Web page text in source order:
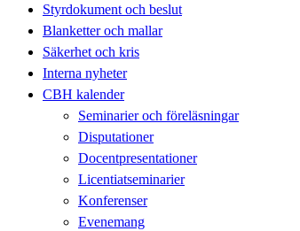
Styrdokument och beslut
Blanketter och mallar
Säkerhet och kris
Interna nyheter
CBH kalender
Seminarier och föreläsningar
Disputationer
Docentpresentationer
Licentiatseminarier
Konferenser
Evenemang